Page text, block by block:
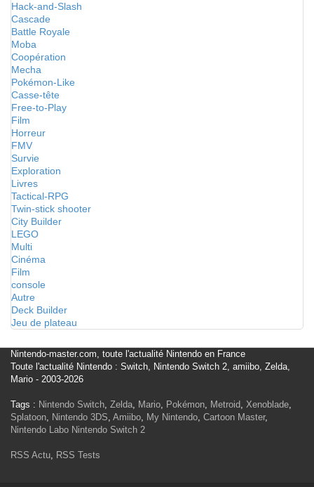
Hack-and-Slash
Cascade
Battle Royale
Moba
Coopération
Mecha
Pokémon-Like
Casse-tête
Free-to-Play
Film
Horreur
FMV
Survie
Exploration
Livres
Tactical-RPG
Twin-stick shooter
City Builder
LEGO
Multi
Cinéma
Film
console
Autre
Deck Builder
Jeu de plateau
Nintendo-master.com, toute l'actualité Nintendo en France
Toute l'actualité Nintendo : Switch, Nintendo Switch 2, amiibo, Zelda,
Mario - 2003-2026
Tags : Nintendo Switch, Zelda, Mario, Pokémon, Metroid, Xenoblade,
Splatoon, Nintendo 3DS, Amiibo, My Nintendo, Cartoon Master,
Nintendo Labo Nintendo Switch 2
RSS Actu, RSS Tests